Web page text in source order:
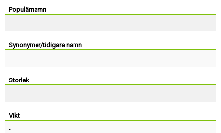
Populärnamn
Synonymer/tidigare namn
Storlek
Vikt
-